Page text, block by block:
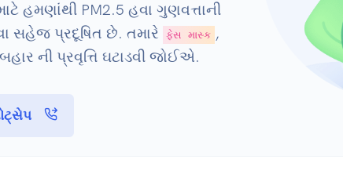
હમણાંથી PM2.5 હવા ગુણવત્તાની
સહેજ પ્રદૂષિત છે. તમારે ફેસ માસ્ક ,
ની પ્રવૃત્તિ ઘટાડવી જોઈએ.